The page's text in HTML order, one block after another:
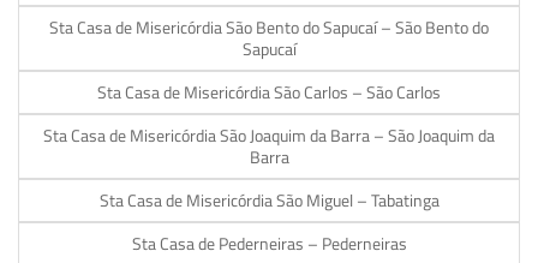
Sta Casa de Misericórdia São Bento do Sapucaí – São Bento do
Sapucaí
Sta Casa de Misericórdia São Carlos – São Carlos
Sta Casa de Misericórdia São Joaquim da Barra – São Joaquim da
Barra
Sta Casa de Misericórdia São Miguel – Tabatinga
Sta Casa de Pederneiras – Pederneiras